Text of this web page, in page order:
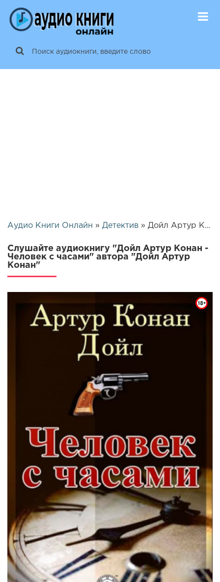
Аудио Книги Онлайн » Детектив » Дойл Артур Конан - Человек с часами | 5736
Слушайте аудиокнигу "Дойл Артур Конан -
Человек с часами" автора "Дойл Артур
Конан"